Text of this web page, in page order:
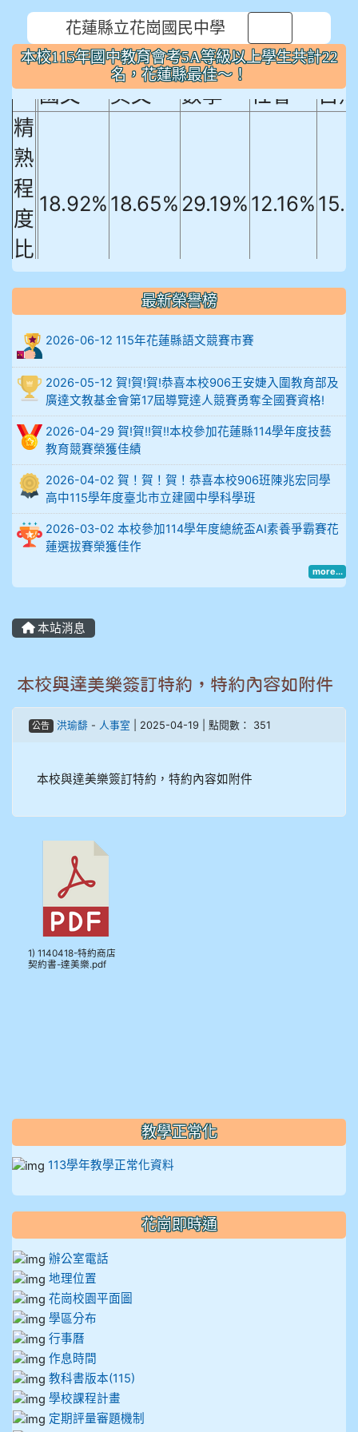
花蓮縣立花崗國民中學
本校115年國中教育會考5A等級以上學生共計22
名，花蓮縣最佳～！
本校115年國中教育會考5A等級以上
學生共計22名，花蓮縣最佳～！
國文
英文 數學 社會
自
精
熟
程
度
比
例
18.92% 18.65% 29.19% 12.16%
906陳兆宏 5A10+ 作文5
912余 嘉 5A10+
914謝佩臻 5A10+
902蘇奕愷
903陳品帆
904彭子庭
905蔣昇和
905鄭瑀安
907張晏寧
908彭主豪
909林柏翰
909林玉楓
909林朝智
910謝尚橙
910呂芃澔
910溫婕伶
914王苡澄
最新榮譽榜
2026-06-12 115年花蓮縣語文競賽市賽
2026-05-12 賀!賀!賀!恭喜本校906王安婕入圍教育部及
廣達文教基金會第17屆導覽達人競賽勇奪全國賽資格!
2026-04-29 賀!賀!!賀!!本校參加花蓮縣114學年度技藝
教育競賽榮獲佳績
2026-04-02 賀！賀！賀！恭喜本校906班陳兆宏同學
高中115學年度臺北市立建國中學科學班
2026-03-02 本校參加114學年度總統盃AI素養爭霸賽花
蓮選拔賽榮獲佳作
more...
本站消息
本校與達美樂簽訂特約，特約內容如附件
公告 洪瑜馡- 人事室 | 2025-04-19 | 點閱數： 351
本校與達美樂簽訂特約，特約內容如附件
1) 1140418-特約商店
契約書-達美樂.pdf
教學正常化
113學年教學正常化資料
花崗即時通
辦公室電話
地理位置
花崗校園平面圖
學區分布
行事曆
作息時間
教科書版本(115)
學校課程計畫
定期評量審題機制